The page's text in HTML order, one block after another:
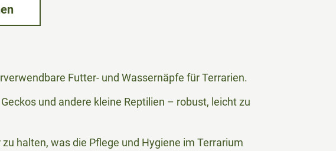
Futter- und Wassernäpfe für Terrarien.
und andere kleine Reptilien – robust, leicht zu
halten, was die Pflege und Hygiene im Terrarium